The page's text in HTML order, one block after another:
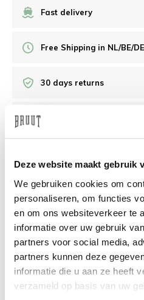
Deze website maakt gebruik
We gebruiken cookies om
personaliseren, om functies
en om ons websiteverkeer te
informatie over uw gebruik
partners voor social media,
partners kunnen deze
informatie die u aan ze heeft
verzameld op basis van uw
Fast delivery
Free Shipping in NL/BE/
30 days returns
Need help?We're glad to
info@bruut.nl Live
About this product
Shipment and returns
Related